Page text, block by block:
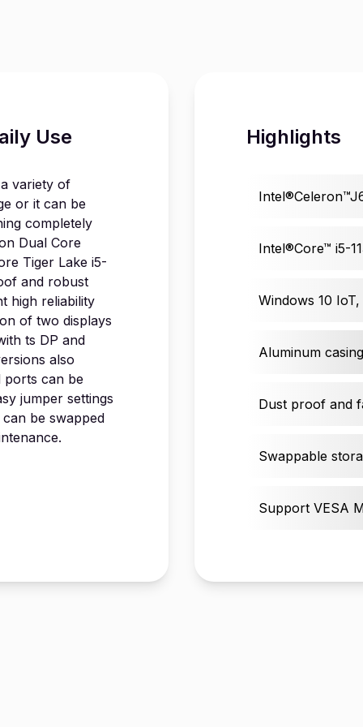
Use
variety of
or it can be
completely
Dual Core
Tiger Lake i5-
and robust
high reliability
of two displays
ts DP and
also
ports can be
jumper settings
be swapped
Highlights
Intel®Core™ i5-
Windows 10
Aluminum casing
Dust proof and
Swappable
Support VESA